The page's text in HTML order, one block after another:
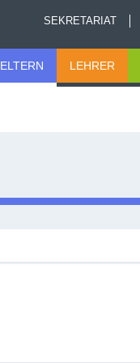
SEKRETARIAT
ELTERN LEHRER